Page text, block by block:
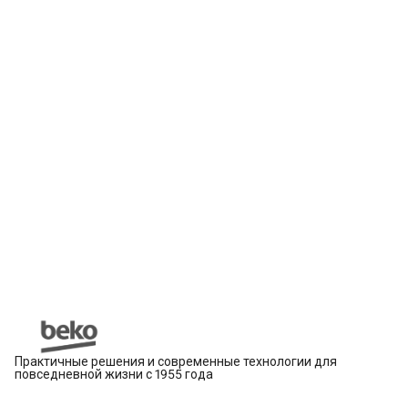
Практичные решения и современные технологии для
повседневной жизни с 1955 года